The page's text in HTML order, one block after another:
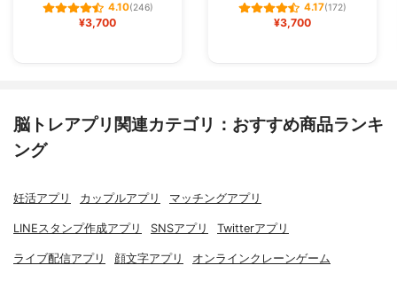
4.10(246)
¥3,700
4.17(172)
¥3,700
脳トレアプリ関連カテゴリ：おすすめ商品ランキ
ング
妊活アプリ カップルアプリ マッチングアプリ
LINEスタンプ作成アプリ SNSアプリ Twitterアプリ
ライブ配信アプリ 顔文字アプリ オンラインクレーンゲーム